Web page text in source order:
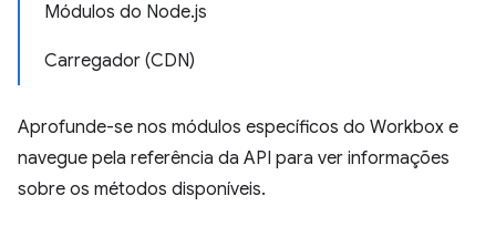
Módulos do Node.js
Carregador (CDN)
Aprofunde-se nos módulos específicos do Workbox e
navegue pela referência da API para ver informações
sobre os métodos disponíveis.